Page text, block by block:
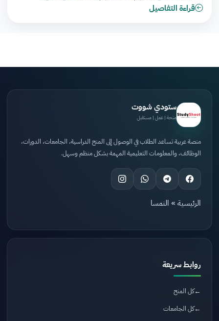
قراءة التفاصيل
ستودي شووت
منحة | عمل | مستقبل
منصة عربية تساعد الطلاب في الوصول إلى المنح الدراسية، الجامعات، الدورات،
الوظائف، والمعلومات التعليمية المهمة بشكل منظم وسهل.
الرئيسية » النمسا
روابط سريعة
كل المنح
كل الجامعات